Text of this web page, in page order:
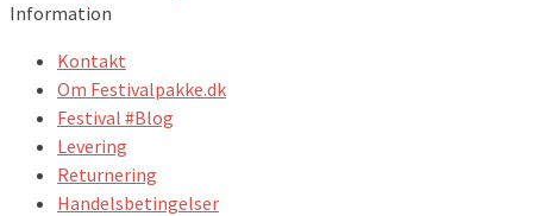
Information
Kontakt
Om Festivalpakke.dk
Festival #Blog
Levering
Returnering
Handelsbetingelser